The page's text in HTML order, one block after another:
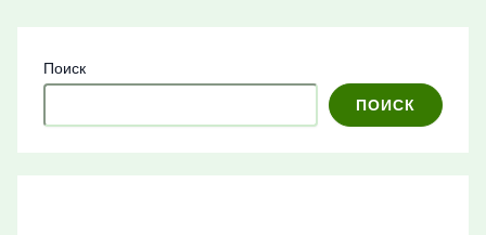
Поиск
ПОИСК